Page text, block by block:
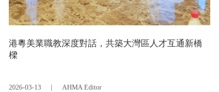
港粵美業職教深度對話，共築大灣區人才互通新橋
樑
2026-03-13 AHMA Editor